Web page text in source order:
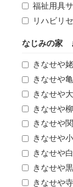
福祉用具
リハビリ
なじみの家
きなせや
きなせや
きなせや
きなせや
きなせや
きなせや
きなせや
きなせや
きなせや